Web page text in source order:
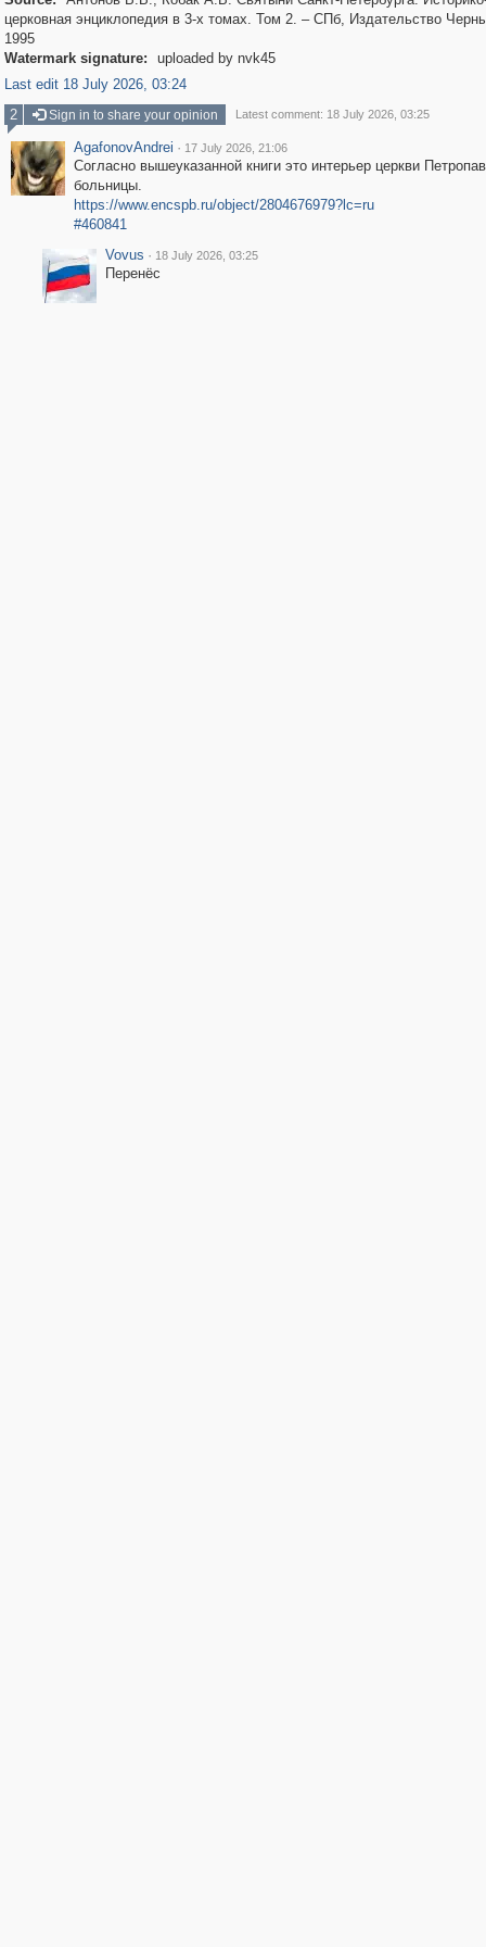
церковная энциклопедия в 3-х томах. Том 2. – СПб, Издательство
1995
Watermark signature:
uploaded by nvk45
Last edit 18 July 2026, 03:24
2
Sign in to share your opinion Latest comment: 18 July 2026, 03:25
AgafonovAndrei · 17 July 2026, 21:06
Согласно вышеуказанной книги это интерьер церкви
больницы.
https://www.encspb.ru/object/2804676979?lc=ru
#460841
Vovus · 18 July 2026, 03:25
Перенёс